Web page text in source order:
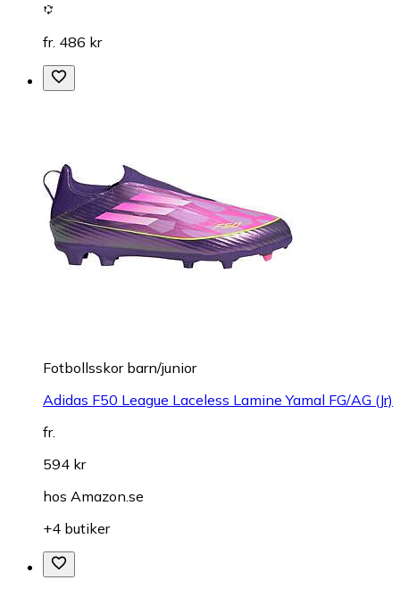
fr. 486 kr
Fotbollsskor barn/junior
Adidas F50 League Laceless Lamine Yamal FG/AG (Jr)
fr.
594 kr
hos Amazon.se
+4 butiker